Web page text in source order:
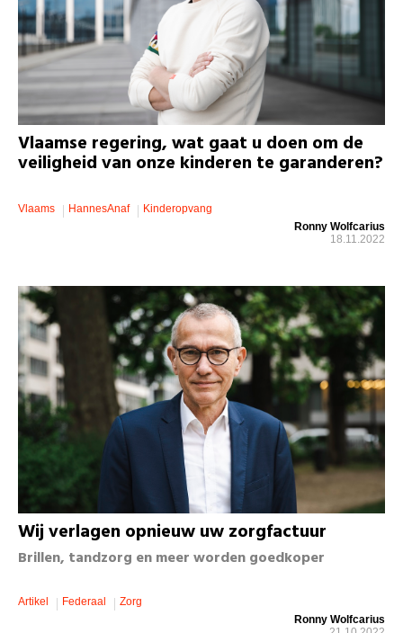
Vlaamse regering, wat gaat u doen om de
veiligheid van onze kinderen te garanderen?
Vlaams HannesAnaf
Kinderopvang
Ronny Wolfcarius
18.11.2022
Wij verlagen opnieuw uw zorgfactuur
Brillen, tandzorg en meer worden goedkoper
Artikel Federaal
Zorg
Ronny Wolfcarius